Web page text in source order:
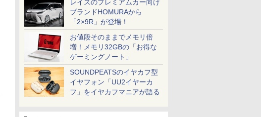
レイズのプレミアムカー向け
ブランドHOMURAから
「2×9R」が登場！
お値段そのままでメモリ倍
増！メモリ32GBの「お得な
ゲーミングノート」
SOUNDPEATSのイヤカフ型
イヤフォン「UU2イヤーカ
フ」をイヤカフマニアが語る